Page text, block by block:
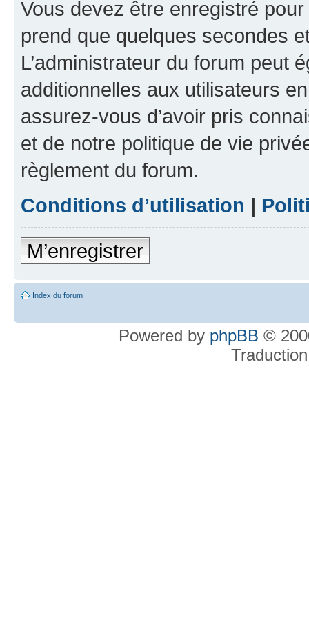
Vous devez être enregistré
prend que quelques secondes
L’administrateur du forum peut
additionnelles aux utilisateurs
assurez-vous d’avoir pris
et de notre politique de vie
règlement du forum.
Conditions d’utilisation |
M’enregistrer
Index du forum
Powered by phpBB ©